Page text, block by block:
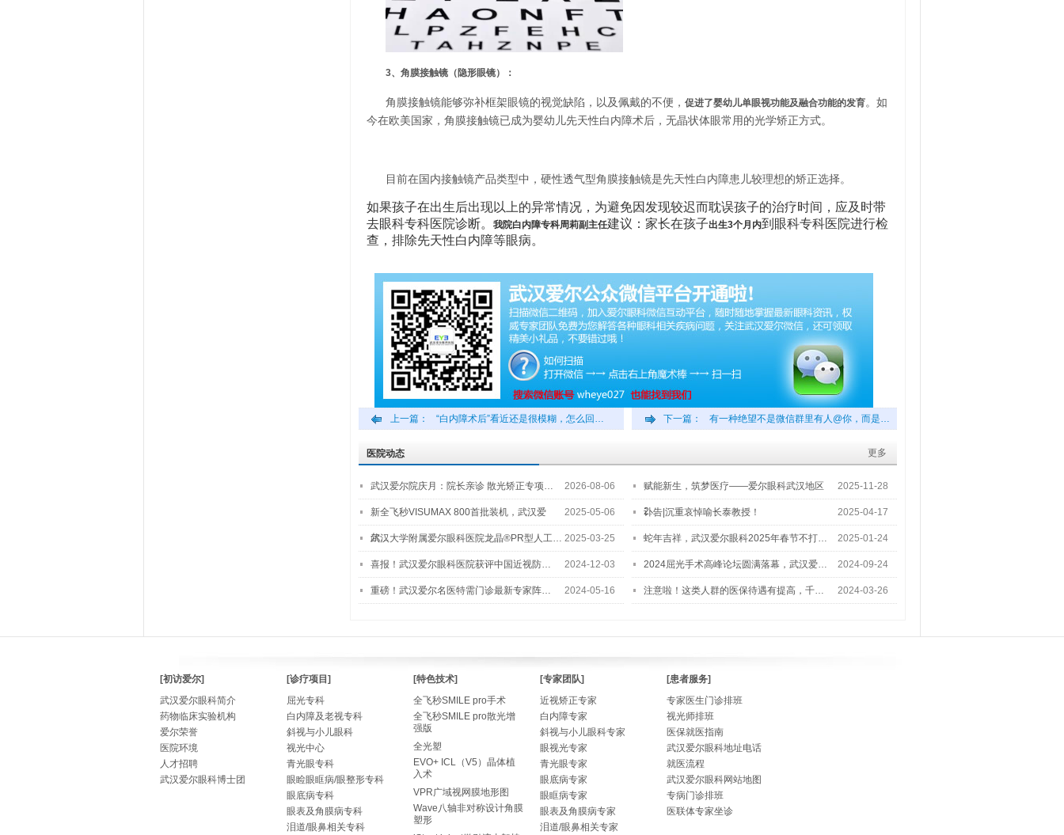
3、角膜接触镜（隐形眼镜）：
角膜接触镜能够弥补框架眼镜的视觉缺陷，以及佩戴的不便， 促进了婴幼儿单眼视功能及融合功能的发育。如
今在欧美国家，角膜接触镜已成为婴幼儿先天性白内障术后，无晶状体眼常用的光学矫正方式。
目前在国内接触镜产品类型中，硬性透气型角膜接触镜是先天性白内障患儿较理想的矫正选择。
如果孩子在出生后出现以上的异常情况，为避免因发现较迟而耽误孩子的治疗时间，应及时带
去眼科专科医院诊断。
我院白内障专科周莉副主任建议：家长在孩子出生3个月内到眼科专科医院进行检
查，排除先天性白内障等眼病。
上一篇： “白内障术后”看近还是很模糊，怎么回… 下一篇： 有一种绝望不是微信群里有人@你，而是…
更多
医院动态
武汉爱尔院庆月：院长亲诊 散光矫正专项… 2026-08-06 赋能新生，筑梦医疗——爱尔眼科武汉地区
2…
2025-11-28
新全飞秒VISUMAX 800首批装机，武汉爱
尔…
2025-05-06 讣告|沉重哀悼喻长泰教授！ 2025-04-17
武汉大学附属爱尔眼科医院龙晶®PR型人工… 2025-03-25 蛇年吉祥，武汉爱尔眼科2025年春节不打… 2025-01-24
喜报！武汉爱尔眼科医院获评中国近视防… 2024-12-03 2024屈光手术高峰论坛圆满落幕，武汉爱… 2024-09-24
重磅！武汉爱尔名医特需门诊最新专家阵… 2024-05-16 注意啦！这类人群的医保待遇有提高，千… 2024-03-26
[初访爱尔]
武汉爱尔眼科简介
药物临床实验机构
爱尔荣誉
医院环境
人才招聘
武汉爱尔眼科博士团
[诊疗项目]
屈光专科
白内障及老视专科
斜视与小儿眼科
视光中心
青光眼专科
眼睑眼眶病/眼整形专科
眼底病专科
眼表及角膜病专科
泪道/眼鼻相关专科
[特色技术]
全飞秒SMILE pro手术
全飞秒SMILE pro散光增
强版
全光塑
EVO+ ICL（V5）晶体植
入术
VPR广域视网膜地形图
Wave八轴非对称设计角膜
塑形
[专家团队]
近视矫正专家
白内障专家
斜视与小儿眼科专家
眼视光专家
青光眼专家
眼底病专家
眼眶病专家
眼表及角膜病专家
泪道/眼鼻相关专家
[患者服务]
专家医生门诊排班
视光师排班
医保就医指南
武汉爱尔眼科地址电话
就医流程
武汉爱尔眼科网站地图
专病门诊排班
医联体专家坐诊